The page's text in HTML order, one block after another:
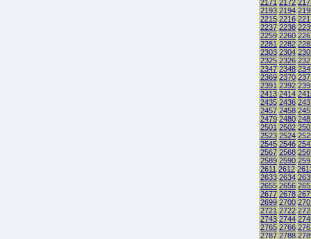
2171 2172
2193 2194
2215 2216
2237 2238
2259 2260
2281 2282
2303 2304
2325 2326
2347 2348
2369 2370
2391 2392
2413 2414
2435 2436
2457 2458
2479 2480
2501 2502
2523 2524
2545 2546
2567 2568
2589 2590
2611 2612
2633 2634
2655 2656
2677 2678
2699 2700
2721 2722
2743 2744
2765 2766
2787 2788